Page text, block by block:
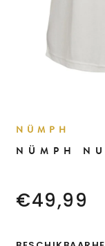
NÜMPH
NÜMPH
€49,99